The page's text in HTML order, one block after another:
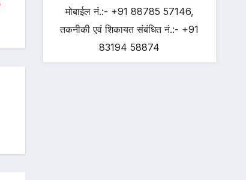
मोबाईल नं.:- +91 88785 57146,
तकनीकी एवं शिकायत संबंधित नं.:- +91
83194 58874